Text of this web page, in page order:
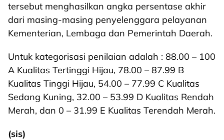
tersebut menghasilkan angka persentase akhir
dari masing-masing penyelenggara pelayanan
Kementerian, Lembaga dan Pemerintah Daerah.
Untuk kategorisasi penilaian adalah : 88.00 – 100
A Kualitas Tertinggi Hijau, 78.00 – 87.99 B
Kualitas Tinggi Hijau, 54.00 – 77.99 C Kualitas
Sedang Kuning, 32.00 – 53.99 D Kualitas Rendah
Merah, dan 0 – 31.99 E Kualitas Terendah Merah.
(sis)